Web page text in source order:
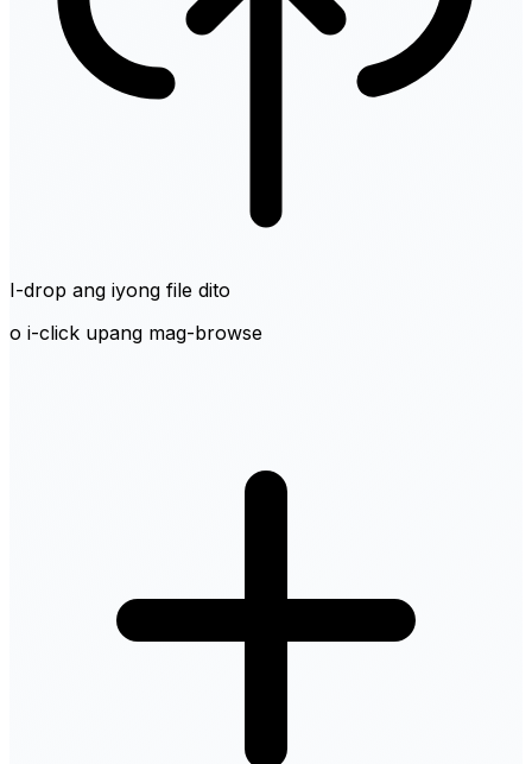
I-drop ang iyong file dito
o i-click upang mag-browse